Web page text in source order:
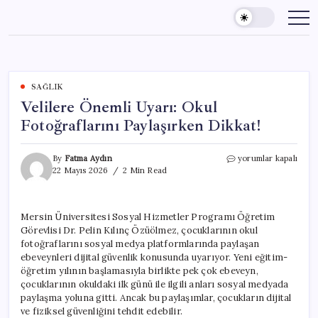
content
SAĞLIK
Velilere Önemli Uyarı: Okul
Fotoğraflarını Paylaşırken Dikkat!
By Fatma Aydın
22 Mayıs 2026
2 Min Read
Velilere
Paylaşırken
Dikkat!
için
yorumlar kapalı
Mersin Üniversitesi Sosyal Hizmetler Programı Öğretim
Görevlisi Dr. Pelin Kılınç Özüölmez, çocuklarının okul
fotoğraflarını sosyal medya platformlarında paylaşan
ebeveynleri dijital güvenlik konusunda uyarıyor. Yeni eğitim-
öğretim yılının başlamasıyla birlikte pek çok ebeveyn,
çocuklarının okuldaki ilk günü ile ilgili anları sosyal medyada
paylaşma yoluna gitti. Ancak bu paylaşımlar, çocukların dijital
ve fiziksel güvenliğini tehdit edebilir.